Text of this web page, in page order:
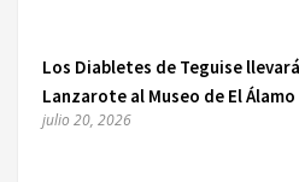
Los Diabletes de Teguise
Lanzarote al Museo de El Álamo
julio 20, 2026